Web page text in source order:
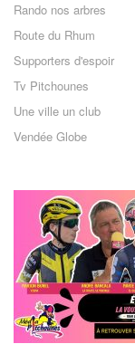
Rando nos arbres
Route du Rhum
Supporters d'espoir
Tv Pitchounes
Une ville un club
Vendée Globe